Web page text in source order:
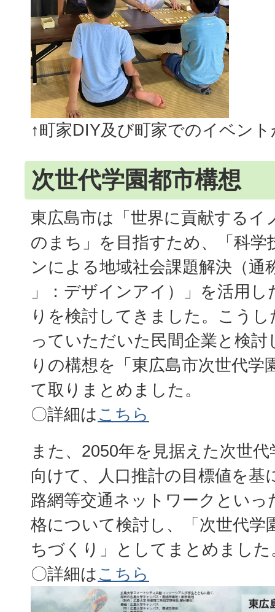
↑町家DIY及び町家でのイベン
次世代学園都市構想
東広島市は「世界に貢献するイ
のまち」を目指すため、「科学
ンによる地域社会課題解決（通
」：デザインアイ）」を活用
りを検討してきました。こう
っていただいた民間企業と検
りの構想を「東広島市次世代学
て取りまとめました。
〇詳細はこちら
また、2050年を見据えた次世
向けて、人口推計の目標値を基
路網等交通ネットワークといっ
格について検討し、「次世代学
ちづくり」としてまとめました
〇詳細はこちら